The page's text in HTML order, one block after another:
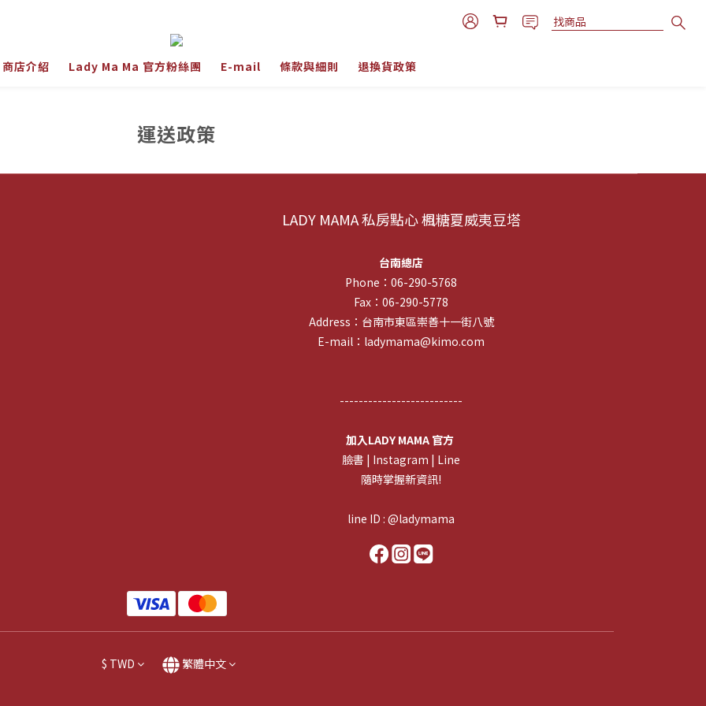
商店介紹 Lady Ma Ma 官方粉絲團 E-mail 條款與細則 退換貨政策
運送政策
LADY MAMA 私房點心 楓糖夏威夷豆塔
台南總店
Phone：06-290-5768
Fax：06-290-5778
Address：台南市東區崇善十一街八號
E-mail：ladymama@kimo.com
--------------------------
加入LADY MAMA 官方
臉書 | Instagram | Line
隨時掌握新資訊!
line ID : @ladymama
$ TWD 繁體中文